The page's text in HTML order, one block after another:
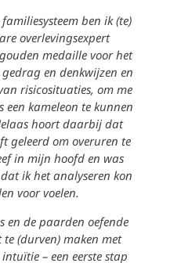
ben ik (te)
overlevingsexpert
medaille voor het
en denkwijzen en
risicosituaties, om me
kameleon te kunnen
hoort daarbij dat
geleerd om overuren te
in mijn hoofd en was
ik het analyseren kon
voor voelen.
en de paarden oefende
(durven) maken met
– een eerste stap